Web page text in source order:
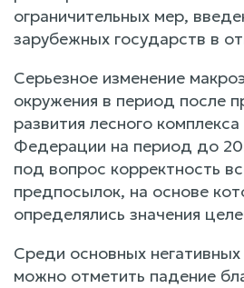
ограничительных мер,
зарубежных государств в
Серьезное изменение
окружения в период после
развития лесного
Федерации на период до
под вопрос корректность
предпосылок, на основе
определялись значения
Среди основных
можно отметить падение